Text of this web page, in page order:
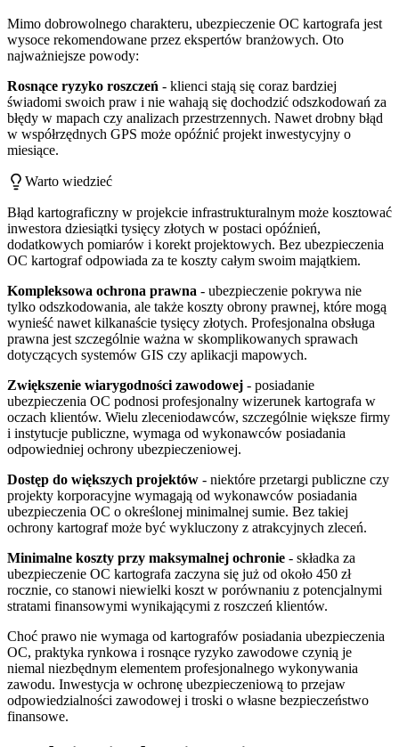
Mimo dobrowolnego charakteru, ubezpieczenie OC kartografa jest
wysoce rekomendowane przez ekspertów branżowych. Oto
najważniejsze powody:
Rosnące ryzyko roszczeń - klienci stają się coraz bardziej
świadomi swoich praw i nie wahają się dochodzić odszkodowań za
błędy w mapach czy analizach przestrzennych. Nawet drobny błąd
w współrzędnych GPS może opóźnić projekt inwestycyjny o
miesiące.
Warto wiedzieć
Błąd kartograficzny w projekcie infrastrukturalnym może kosztować
inwestora dziesiątki tysięcy złotych w postaci opóźnień,
dodatkowych pomiarów i korekt projektowych. Bez ubezpieczenia
OC kartograf odpowiada za te koszty całym swoim majątkiem.
Kompleksowa ochrona prawna - ubezpieczenie pokrywa nie
tylko odszkodowania, ale także koszty obrony prawnej, które mogą
wynieść nawet kilkanaście tysięcy złotych. Profesjonalna obsługa
prawna jest szczególnie ważna w skomplikowanych sprawach
dotyczących systemów GIS czy aplikacji mapowych.
Zwiększenie wiarygodności zawodowej - posiadanie
ubezpieczenia OC podnosi profesjonalny wizerunek kartografa w
oczach klientów. Wielu zleceniodawców, szczególnie większe firmy
i instytucje publiczne, wymaga od wykonawców posiadania
odpowiedniej ochrony ubezpieczeniowej.
Dostęp do większych projektów - niektóre przetargi publiczne czy
projekty korporacyjne wymagają od wykonawców posiadania
ubezpieczenia OC o określonej minimalnej sumie. Bez takiej
ochrony kartograf może być wykluczony z atrakcyjnych zleceń.
Minimalne koszty przy maksymalnej ochronie - składka za
ubezpieczenie OC kartografa zaczyna się już od około 450 zł
rocznie, co stanowi niewielki koszt w porównaniu z potencjalnymi
stratami finansowymi wynikającymi z roszczeń klientów.
Choć prawo nie wymaga od kartografów posiadania ubezpieczenia
OC, praktyka rynkowa i rosnące ryzyko zawodowe czynią je
niemal niezbędnym elementem profesjonalnego wykonywania
zawodu. Inwestycja w ochronę ubezpieczeniową to przejaw
odpowiedzialności zawodowej i troski o własne bezpieczeństwo
finansowe.